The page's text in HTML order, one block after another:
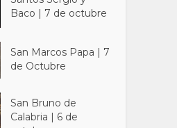
Baco | 7 de octubre
San Marcos Papa | 7
de Octubre
San Bruno de
Calabria | 6 de